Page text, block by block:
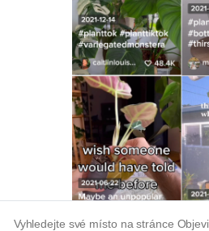
Vyhledejte své místo na stránce